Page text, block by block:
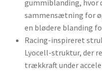
gummiblanding, hvor
sammensætning for
en blødere blanding
Racing-inspireret
Lyocell-struktur, der
trækkraft under